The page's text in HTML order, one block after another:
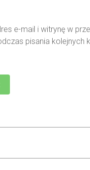
e-mail i witrynę w
pisania kolejnych